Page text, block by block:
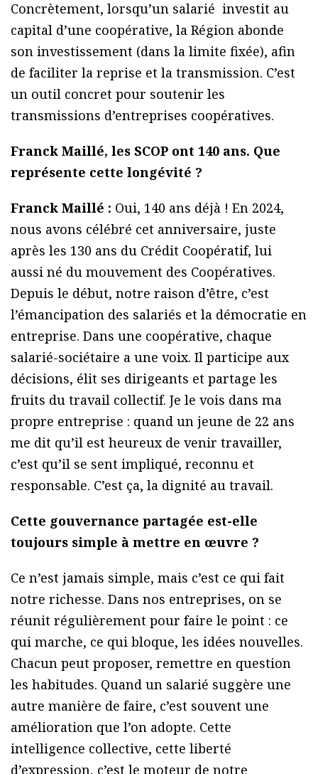
Concrètement, lorsqu’un salarié investit au
capital d’une coopérative, la Région abonde
son investissement (dans la limite fixée), afin
de faciliter la reprise et la transmission. C’est
un outil concret pour soutenir les
transmissions d’entreprises coopératives.
Franck Maillé, les SCOP ont 140 ans. Que
représente cette longévité ?
Franck Maillé : Oui, 140 ans déjà ! En 2024,
nous avons célébré cet anniversaire, juste
après les 130 ans du Crédit Coopératif, lui
aussi né du mouvement des Coopératives.
Depuis le début, notre raison d’être, c’est
l’émancipation des salariés et la démocratie en
entreprise. Dans une coopérative, chaque
salarié-sociétaire a une voix. Il participe aux
décisions, élit ses dirigeants et partage les
fruits du travail collectif. Je le vois dans ma
propre entreprise : quand un jeune de 22 ans
me dit qu’il est heureux de venir travailler,
c’est qu’il se sent impliqué, reconnu et
responsable. C’est ça, la dignité au travail.
Cette gouvernance partagée est-elle
toujours simple à mettre en œuvre ?
Ce n’est jamais simple, mais c’est ce qui fait
notre richesse. Dans nos entreprises, on se
réunit régulièrement pour faire le point : ce
qui marche, ce qui bloque, les idées nouvelles.
Chacun peut proposer, remettre en question
les habitudes. Quand un salarié suggère une
autre manière de faire, c’est souvent une
amélioration que l’on adopte. Cette
intelligence collective, cette liberté
d’expression, c’est le moteur de notre